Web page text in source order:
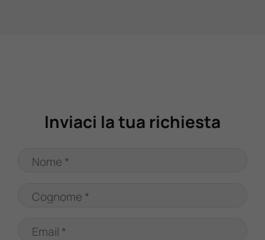
Inviaci la tua richiesta
Nome *
Cognome *
Email *